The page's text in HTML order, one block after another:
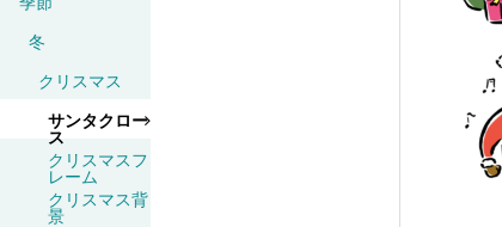
冬
クリスマス
サンタクロー
ス
クリスマスフ
レーム
クリスマス背
景